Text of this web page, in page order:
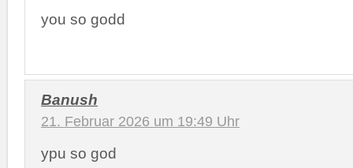
you so godd
Banush
21. Februar 2026 um 19:49 Uhr
ypu so god